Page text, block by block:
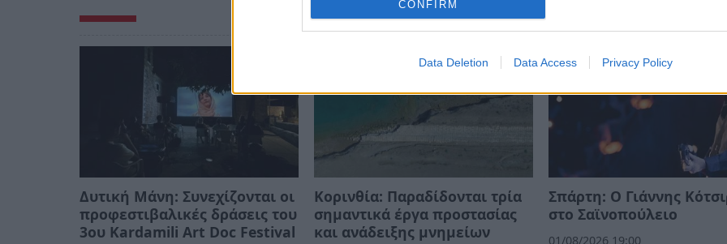
CONFIRM
Data Deletion Data Access Privacy Policy
Δυτική Μάνη: Συνεχίζονται οι
προφεστιβαλικές δράσεις του
3ου Kardamili Art Doc Festival
Κορινθία: Παραδίδονται τρία
σημαντικά έργα προστασίας
και ανάδειξης μνημείων
Σπάρτη: Ο Γιάννης
στο Σαϊνοπούλειο
01/08/2026 19:00